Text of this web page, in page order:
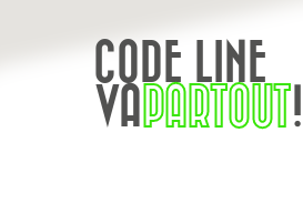
CODE LINE
VAPARTOUT!